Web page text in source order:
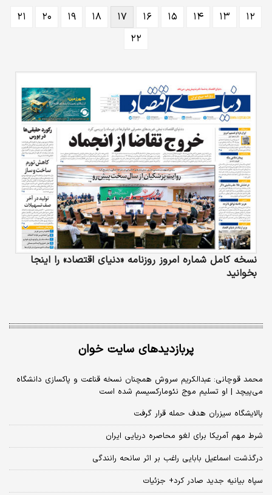
پروژه را طراحی کنند و بسازند. محمد اسلامی افزود: پس از آن سازمان انرژی اتمی
ایران چند سال وضعیت این پروژه را پیگیری کرد که در این زمینه همکاری‌‌‌ صورت
نگرفت و به‌‌‌طور مجدد کار به دلیل تحریم‌‌‌ها متوقف…
۱۲ ۱۳ ۱۴ ۱۵ ۱۶ ۱۷ ۱۸ ۱۹ ۲۰
۲۱
۲۲
نسخه کامل شماره امروز روزنامه «دنیای‌ اقتصاد» را اینجا
بخوانید
پربازدیدهای سایت خوان
محمد قوچانی: عبدالکریم سروش همچنان نسخه قناعت و پاکسازی دانشگاه
می‌پیچد | او تسلیم موج نئومارکسیسم شده است
پالایشگاه سیزران هدف حمله قرار گرفت
شرط مهم آمریکا برای لغو محاصره دریایی ایران
درگذشت اسماعیل بابایی راغب بر اثر سانحه رانندگی
سپاه بیانیه جدید صادر کرد+ جزئیات